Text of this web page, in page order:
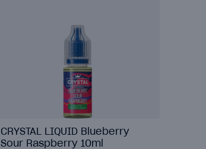
CRYSTAL LIQUID Blueberry
Sour Raspberry 10ml